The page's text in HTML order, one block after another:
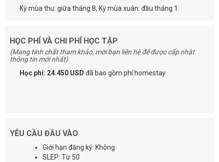
Kỳ mùa thu: giữa tháng 8, Kỳ mùa xuân: đầu tháng 1
HỌC PHÍ VÀ CHI PHÍ HỌC TẬP
(Mang tính chất tham khảo, mời bạn liên hệ để được cấp nhật
thông tin mới nhất)
Học phí: 24.450 USD đã bao gồm phí homestay
YÊU CẦU ĐẦU VÀO
Giới hạn đăng ký: Không
SLEP: Từ 50